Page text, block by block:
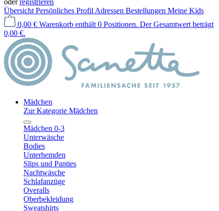
oderregistrieren
Übersicht Persönliches Profil Adressen Bestellungen Meine Kids
0,00 € Warenkorb enthält 0 Positionen. Der Gesamtwert beträgt
0,00 €.
Mädchen
Zur Kategorie Mädchen
Mädchen 0-3
Unterwäsche
Bodies
Unterhemden
Slips und Panties
Nachtwäsche
Schlafanzüge
Overalls
Oberbekleidung
Sweatshirts